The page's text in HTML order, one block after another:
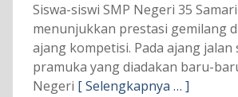
Siswa-siswi SMP Negeri 35
menunjukkan prestasi gemilang
ajang kompetisi. Pada ajang jalan
pramuka yang diadakan baru-
Negeri [ Selengkapnya … ]